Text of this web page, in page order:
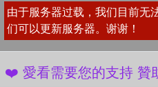
由于服务器过载，我们目前无
们可以更新服务器。谢谢！
看需要您的支持 贊助、